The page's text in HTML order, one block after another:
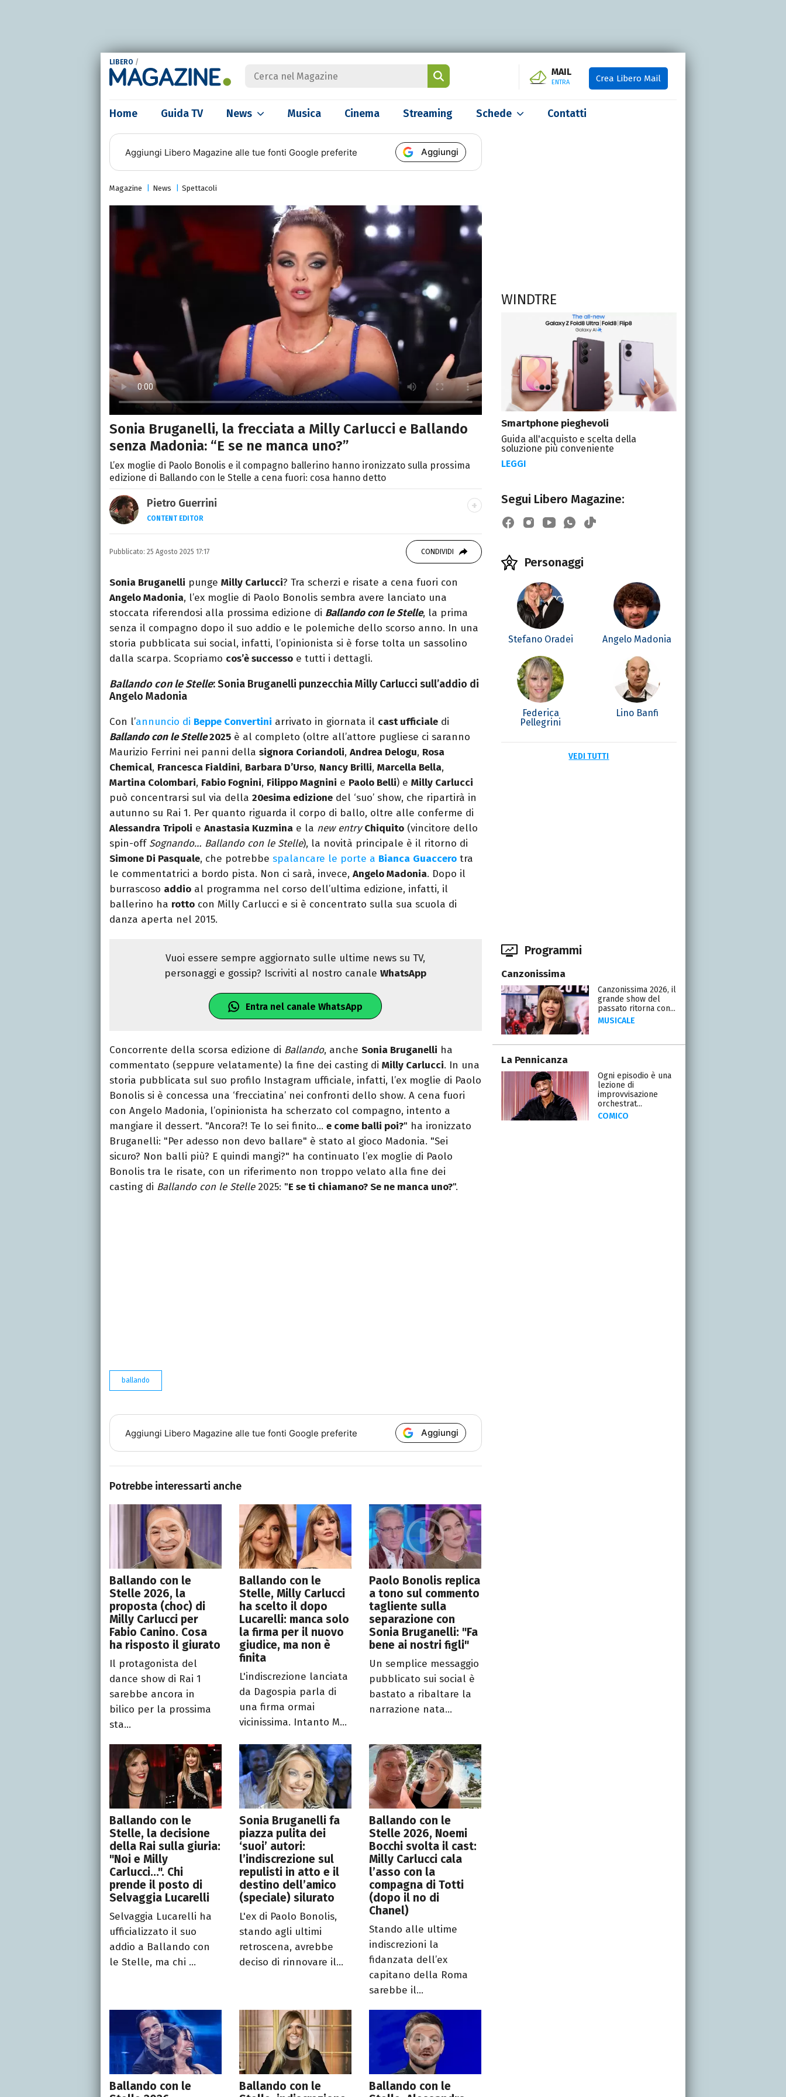
LIBERO /
MAIL
ENTRA Crea Libero Mail
Home Guida TV News Musica Cinema Streaming Schede Contatti
Aggiungi Libero Magazine alle tue fonti Google preferite Aggiungi
Magazine News Spettacoli
Sonia Bruganelli, la frecciata a Milly Carlucci e Ballando
senza Madonia: “E se ne manca uno?”
L’ex moglie di Paolo Bonolis e il compagno ballerino hanno ironizzato sulla prossima
edizione di Ballando con le Stelle a cena fuori: cosa hanno detto
Pietro Guerrini
CONTENT EDITOR
Laurea in Lettere, smania di viaggi e passione per i cartoni (della pizza
e della Pixar).
Pubblicato: 25 Agosto 2025 17:17 CONDIVIDI
Sonia Bruganelli punge Milly Carlucci? Tra scherzi e risate a cena fuori con
Angelo Madonia, l’ex moglie di Paolo Bonolis sembra avere lanciato una
stoccata riferendosi alla prossima edizione di Ballando con le Stelle, la prima
senza il compagno dopo il suo addio e le polemiche dello scorso anno. In una
storia pubblicata sui social, infatti, l’opinionista si è forse tolta un sassolino
dalla scarpa. Scopriamo cos’è successo e tutti i dettagli.
Ballando con le Stelle: Sonia Bruganelli punzecchia Milly Carlucci sull’addio di
Angelo Madonia
Con l’annuncio di Beppe Convertini arrivato in giornata il cast ufficiale di
Ballando con le Stelle2025 è al completo (oltre all’attore pugliese ci saranno
Maurizio Ferrini nei panni della signora Coriandoli, Andrea Delogu, Rosa
Chemical, Francesca Fialdini, Barbara D’Urso, Nancy Brilli, Marcella Bella,
Martina Colombari, Fabio Fognini, Filippo Magnini e Paolo Belli) e Milly Carlucci
può concentrarsi sul via della 20esima edizione del ‘suo’ show, che ripartirà in
autunno su Rai 1. Per quanto riguarda il corpo di ballo, oltre alle conferme di
Alessandra Tripoli e Anastasia Kuzmina e la new entry Chiquito (vincitore dello
spin-off Sognando… Ballando con le Stelle), la novità principale è il ritorno di
Simone Di Pasquale, che potrebbe spalancare le porte a Bianca Guaccero tra
le commentatrici a bordo pista. Non ci sarà, invece, Angelo Madonia. Dopo il
burrascoso addio al programma nel corso dell’ultima edizione, infatti, il
ballerino ha rotto con Milly Carlucci e si è concentrato sulla sua scuola di
danza aperta nel 2015.
Vuoi essere sempre aggiornato sulle ultime news su TV,
personaggi e gossip? Iscriviti al nostro canaleWhatsApp
Entra nel canale WhatsApp
Concorrente della scorsa edizione di Ballando, anche Sonia Bruganelli ha
commentato (seppure velatamente) la fine dei casting di Milly Carlucci. In una
storia pubblicata sul suo profilo Instagram ufficiale, infatti, l’ex moglie di Paolo
Bonolis si è concessa una ‘frecciatina’ nei confronti dello show. A cena fuori
con Angelo Madonia, l’opinionista ha scherzato col compagno, intento a
mangiare il dessert. "Ancora?! Te lo sei finito… e come balli poi?" ha ironizzato
Bruganelli: "Per adesso non devo ballare" è stato al gioco Madonia. "Sei
sicuro? Non balli più? E quindi mangi?" ha continuato l’ex moglie di Paolo
Bonolis tra le risate, con un riferimento non troppo velato alla fine dei
casting di Ballando con le Stelle2025: "E se ti chiamano? Se ne manca uno?".
ballando
Aggiungi Libero Magazine alle tue fonti Google preferite Aggiungi
Potrebbe interessarti anche
Ballando con le
Stelle 2026, la
proposta (choc) di
Milly Carlucci per
Fabio Canino. Cosa
ha risposto il giurato
Il protagonista del
dance show di Rai 1
sarebbe ancora in
bilico per la prossima
sta...
Ballando con le
Stelle, Milly Carlucci
ha scelto il dopo
Lucarelli: manca solo
la firma per il nuovo
giudice, ma non è
finita
L'indiscrezione lanciata
da Dagospia parla di
una firma ormai
vicinissima. Intanto M...
Paolo Bonolis replica
a tono sul commento
tagliente sulla
separazione con
Sonia Bruganelli: "Fa
bene ai nostri figli"
Un semplice messaggio
pubblicato sui social è
bastato a ribaltare la
narrazione nata...
Ballando con le
Stelle, la decisione
della Rai sulla giuria:
"Noi e Milly
Carlucci...". Chi
prende il posto di
Selvaggia Lucarelli
Selvaggia Lucarelli ha
ufficializzato il suo
addio a Ballando con
le Stelle, ma chi ...
Sonia Bruganelli fa
piazza pulita dei
‘suoi’ autori:
l’indiscrezione sul
repulisti in atto e il
destino dell’amico
(speciale) silurato
L'ex di Paolo Bonolis,
stando agli ultimi
retroscena, avrebbe
deciso di rinnovare il...
Ballando con le
Stelle 2026, Noemi
Bocchi svolta il cast:
Milly Carlucci cala
l’asso con la
compagna di Totti
(dopo il no di
Chanel)
Stando alle ultime
indiscrezioni la
fidanzata dell’ex
capitano della Roma
sarebbe il...
Ballando con le
Ballando con le
Ballando con le
WINDTRE
Smartphone pieghevoli
Guida all'acquisto e scelta della
soluzione più conveniente
LEGGI
Segui Libero Magazine:
Personaggi
Stefano Oradei Angelo Madonia
Federica
Pellegrini
Lino Banfi
VEDI TUTTI
Programmi
Canzonissima
Canzonissima 2026, il
grande show del
passato ritorna con...
MUSICALE
La Pennicanza
Ogni episodio è una
lezione di
improvvisazione
orchestrat...
COMICO